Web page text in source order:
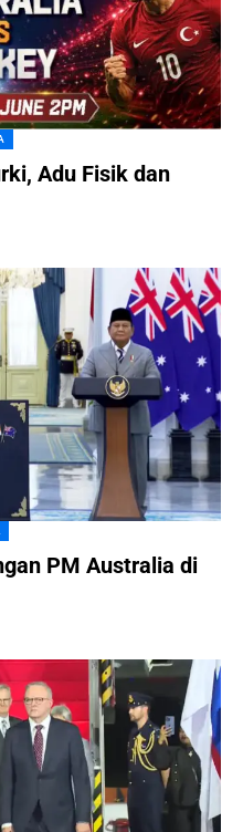
Adu Fisik dan
PM Australia di